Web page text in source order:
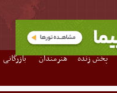
پخش زنده هنرمندان
بازرگانی